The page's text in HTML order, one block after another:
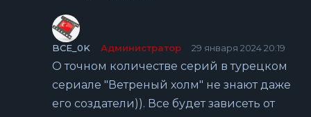
BCE_0K Администратор 29 января 2024 20:19
О точном количестве серий в турецком
сериале "Ветреный холм" не знают даже
его создатели)). Все будет зависеть от